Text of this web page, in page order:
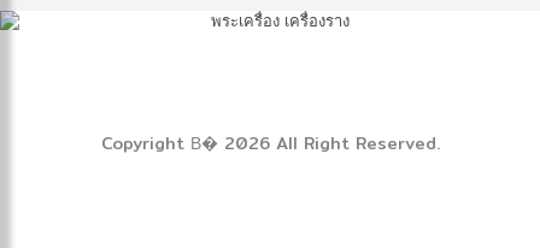
Copyright В� 2026 All Right Reserved.